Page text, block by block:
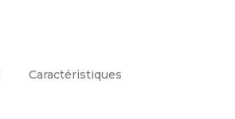
Caractéristiques